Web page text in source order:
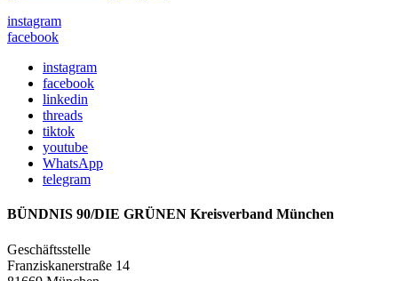
instagram
facebook
instagram
facebook
linkedin
threads
tiktok
youtube
WhatsApp
telegram
BÜNDNIS 90/DIE GRÜNEN Kreisverband München
Geschäftsstelle
Franziskanerstraße 14